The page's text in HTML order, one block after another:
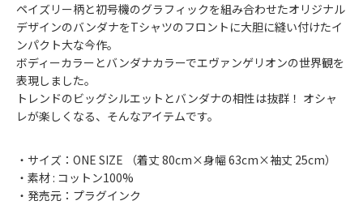
ペイズリー柄と初号機のグラフィックを組み合わせたオリジナル
デザインのバンダナをTシャツのフロントに大胆に縫い付けたイ
ンパクト大な今作。
ボディーカラーとバンダナカラーでエヴァンゲリオンの世界観を
表現しました。
トレンドのビッグシルエットとバンダナの相性は抜群！ オシャ
レが楽しくなる、そんなアイテムです。
・サイズ：ONE SIZE （着丈 80cm×身幅 63cm×袖丈 25cm）
・素材 : コットン100%
・発売元：プラグインク